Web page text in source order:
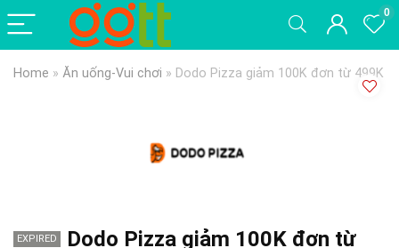
0
Home » Ăn uống-Vui chơi » Dodo Pizza giảm 100K đơn từ 499K
EXPIRED
Dodo Pizza giảm 100K đơn từ